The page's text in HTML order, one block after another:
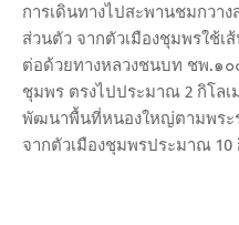
การเดินทางไปสะพานชมกวา
ส่วนตัว จากตัวเมืองชุมพรใช้
ต่อด้วยทางหลวงชนบท ชพ.๑
ชุมพร ตรงไปประมาณ 2 กิโลเ
พัฒนาพื้นที่หนองใหญ่ตามพระ
จากตัวเมืองชุมพรประมาณ 10